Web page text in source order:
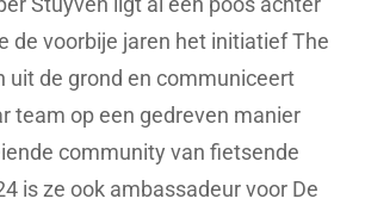
de voorbije jaren het initiatief The
uit de grond en communiceert
team op een gedreven manier
community van fietsende
is ze ook ambassadeur voor De